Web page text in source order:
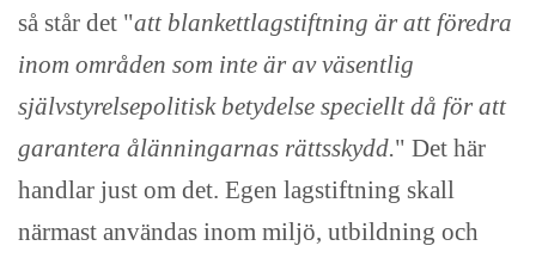
så står det "att blankettlagstiftning är att föredra
inom områden som inte är av väsentlig
självstyrelsepolitisk betydelse speciellt då för att
garantera ålänningarnas rättsskydd." Det här
handlar just om det. Egen lagstiftning skall
närmast användas inom miljö, utbildning och